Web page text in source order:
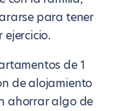
para tener
de 1
de alojamiento
ahorrar algo de